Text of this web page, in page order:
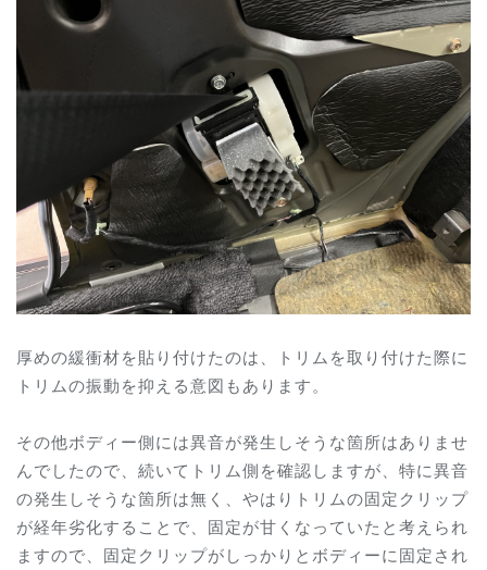
厚めの緩衝材を貼り付けたのは、トリムを取り付けた際に
トリムの振動を抑える意図もあります。
その他ボディー側には異音が発生しそうな箇所はありませ
んでしたので、続いてトリム側を確認しますが、特に異音
の発生しそうな箇所は無く、やはりトリムの固定クリップ
が経年劣化することで、固定が甘くなっていたと考えられ
ますので、固定クリップがしっかりとボディーに固定され